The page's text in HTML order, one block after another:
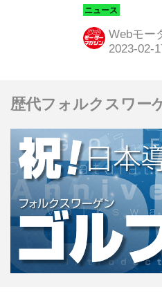
り）
Webモー
歴代フォルクスワー